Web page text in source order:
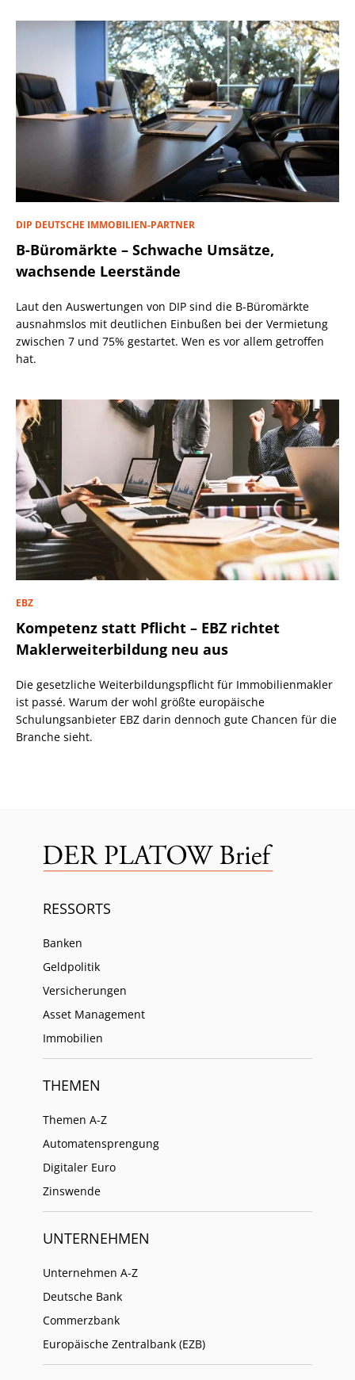
DIP DEUTSCHE IMMOBILIEN-PARTNER
B-Büromärkte – Schwache Umsätze,
wachsende Leerstände
Laut den Auswertungen von DIP sind die B-Büromärkte
ausnahmslos mit deutlichen Einbußen bei der Vermietung
zwischen 7 und 75% gestartet. Wen es vor allem getroffen
hat.
EBZ
Kompetenz statt Pflicht – EBZ richtet
Maklerweiterbildung neu aus
Die gesetzliche Weiterbildungspflicht für Immobilienmakler
ist passé. Warum der wohl größte europäische
Schulungsanbieter EBZ darin dennoch gute Chancen für die
Branche sieht.
RESSORTS
Banken
Geldpolitik
Versicherungen
Asset Management
Immobilien
THEMEN
Themen A-Z
Automatensprengung
Digitaler Euro
Zinswende
UNTERNEHMEN
Unternehmen A-Z
Deutsche Bank
Commerzbank
Europäische Zentralbank (EZB)